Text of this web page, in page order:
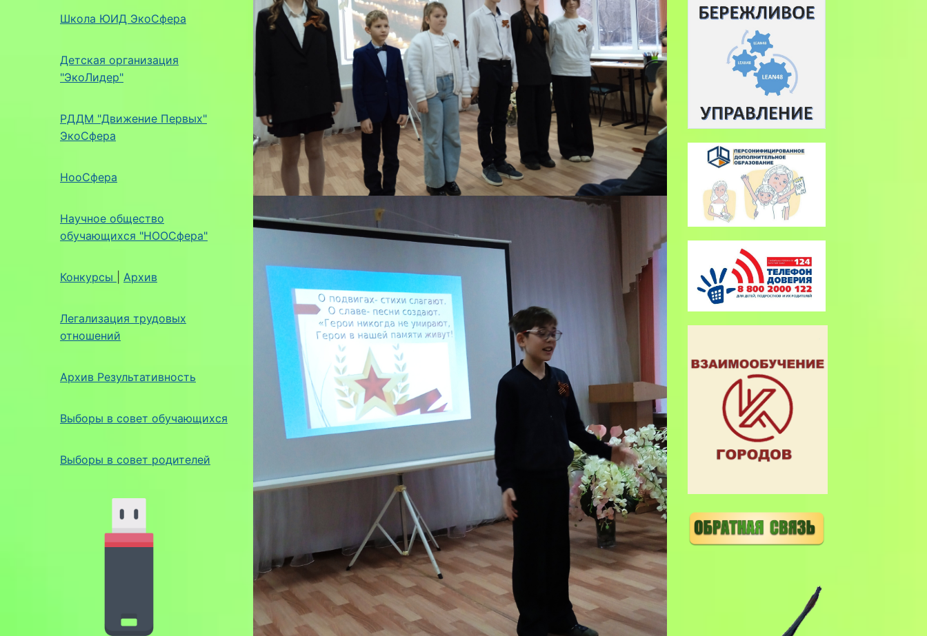
Школа ЮИД ЭкоСфера
Детская организация
"ЭкоЛидер"
РДДМ "Движение Первых"
ЭкоСфера
НооСфера
Научное общество
обучающихся "НООСфера"
Конкурсы Архив
Легализация трудовых
отношений
Архив Результативность
Выборы в совет обучающихся
Выборы в совет родителей